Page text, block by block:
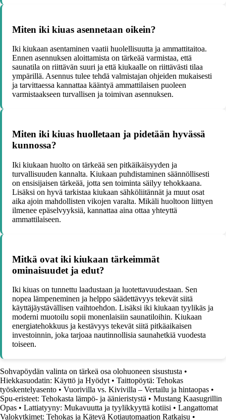
Miten iki kiuas asennetaan oikein?
Iki kiukaan asentaminen vaatii huolellisuutta ja ammattitaitoa.
Ennen asennuksen aloittamista on tärkeää varmistaa, että
saunatila on riittävän suuri ja että kiukaalle on riittävästi tilaa
ympärillä. Asennus tulee tehdä valmistajan ohjeiden mukaisesti
ja tarvittaessa kannattaa kääntyä ammattilaisen puoleen
varmistaakseen turvallisen ja toimivan asennuksen.
Miten iki kiuas huolletaan ja pidetään hyvässä
kunnossa?
Iki kiukaan huolto on tärkeää sen pitkäikäisyyden ja
turvallisuuden kannalta. Kiukaan puhdistaminen säännöllisesti
on ensisijaisen tärkeää, jotta sen toiminta säilyy tehokkaana.
Lisäksi on hyvä tarkistaa kiukaan sähköliitännät ja muut osat
aika ajoin mahdollisten vikojen varalta. Mikäli huoltoon liittyen
ilmenee epäselvyyksiä, kannattaa aina ottaa yhteyttä
ammattilaiseen.
Mitkä ovat iki kiukaan tärkeimmät
ominaisuudet ja edut?
Iki kiuas on tunnettu laadustaan ja luotettavuudestaan. Sen
nopea lämpeneminen ja helppo säädettävyys tekevät siitä
käyttäjäystävällisen vaihtoehdon. Lisäksi iki kiukaan tyylikäs ja
moderni muotoilu sopii monenlaisiin saunatiloihin. Kiukaan
energiatehokkuus ja kestävyys tekevät siitä pitkäaikaisen
investoinnin, joka tarjoaa nautinnollisia saunahetkiä vuodesta
toiseen.
Sohvapöydän valinta on tärkeä osa olohuoneen sisustusta •
Hiekkasuodatin: Käyttö ja Hyödyt • Taittopöytä: Tehokas
työskentelyasento • Vuorivilla vs. Kivivilla – Vertailu ja hintaopas •
Spu-eristeet: Tehokasta lämpö- ja äänieristystä • Mustang Kaasugrillin
Opas • Lattiatyyny: Mukavuutta ja tyylikkyyttä kotiisi • Langattomat
Valokytkimet: Tehokas ja Kätevä Kotiautomaation Ratkaisu •